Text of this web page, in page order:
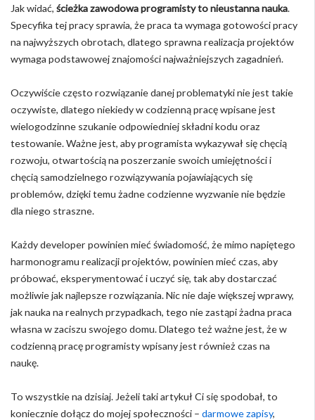
Jak widać, ścieżka zawodowa programisty to nieustanna nauka.
Specyfika tej pracy sprawia, że praca ta wymaga gotowości pracy
na najwyższych obrotach, dlatego sprawna realizacja projektów
wymaga podstawowej znajomości najważniejszych zagadnień.
Oczywiście często rozwiązanie danej problematyki nie jest takie
oczywiste, dlatego niekiedy w codzienną pracę wpisane jest
wielogodzinne szukanie odpowiedniej składni kodu oraz
testowanie. Ważne jest, aby programista wykazywał się chęcią
rozwoju, otwartością na poszerzanie swoich umiejętności i
chęcią samodzielnego rozwiązywania pojawiających się
problemów, dzięki temu żadne codzienne wyzwanie nie będzie
dla niego straszne.
Każdy developer powinien mieć świadomość, że mimo napiętego
harmonogramu realizacji projektów, powinien mieć czas, aby
próbować, eksperymentować i uczyć się, tak aby dostarczać
możliwie jak najlepsze rozwiązania. Nic nie daje większej wprawy,
jak nauka na realnych przypadkach, tego nie zastąpi żadna praca
własna w zaciszu swojego domu. Dlatego też ważne jest, że w
codzienną pracę programisty wpisany jest również czas na
naukę.
To wszystkie na dzisiaj. Jeżeli taki artykuł Ci się spodobał, to
koniecznie dołącz do mojej społeczności – darmowe zapisy,